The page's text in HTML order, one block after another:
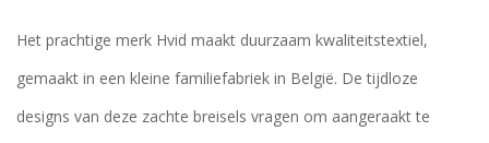
Het prachtige merk Hvid maakt duurzaam kwaliteitstextiel,
gemaakt in een kleine familiefabriek in België. De tijdloze
designs van deze zachte breisels vragen om aangeraakt te